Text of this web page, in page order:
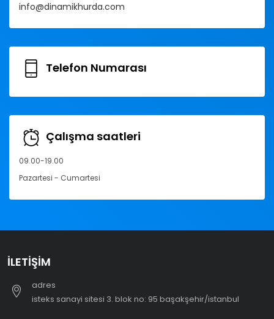
info@dinamikhurda.com
Telefon Numarası
Çalışma saatleri
09.00-19.00
Pazartesi - Cumartesi
İLETIŞIM
adres
i̇steks sanayi sitesi 3. blok no: 95 başakşehir/i̇stanbul